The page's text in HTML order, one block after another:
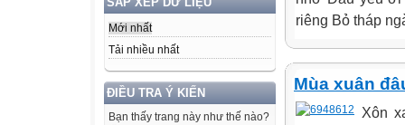
Mới nhất
Tải nhiều nhất
ĐIỀU TRA Ý KIẾN
Bạn thấy trang này như thế nào?
riêng Bỏ tháp
Mùa xuân
Xôn